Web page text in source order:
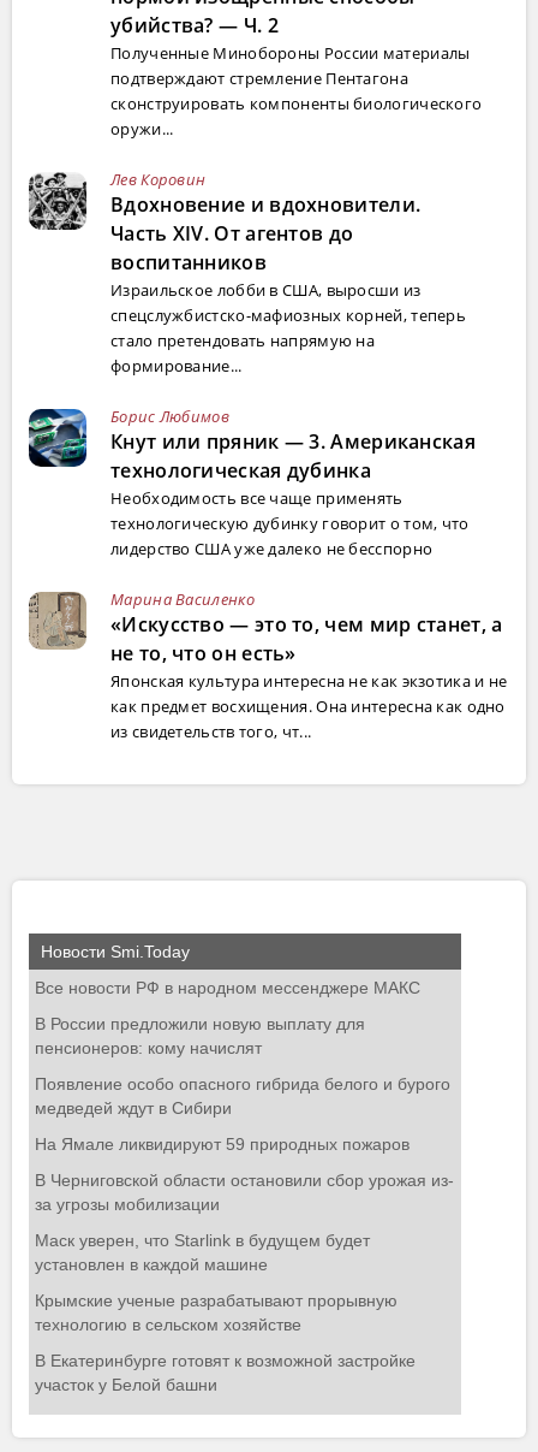
убийства? — Ч. 2
Полученные Минобороны России материалы
подтверждают стремление Пентагона
сконструировать компоненты биологического
оружи...
Лев Коровин
Вдохновение и вдохновители.
Часть XIV. От агентов до
воспитанников
Израильское лобби в США, выросши из
спецслужбистско-мафиозных корней, теперь
стало претендовать напрямую на
формирование...
Борис Любимов
Кнут или пряник — 3. Американская
технологическая дубинка
Необходимость все чаще применять
технологическую дубинку говорит о том, что
лидерство США уже далеко не бесспорно
Марина Василенко
«Искусство — это то, чем мир станет, а
не то, что он есть»
Японская культура интересна не как экзотика и не
как предмет восхищения. Она интересна как одно
из свидетельств того, чт...